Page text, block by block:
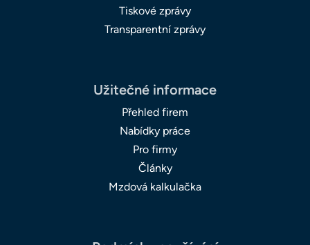
Tiskové zprávy
Transparentní zprávy
Užitečné informace
Přehled firem
Nabídky práce
Pro firmy
Články
Mzdová kalkulačka